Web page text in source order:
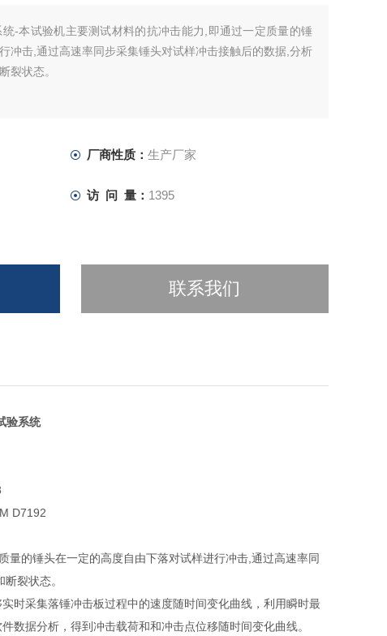
-本试验机主要测试材料的抗冲击能力,即通过一定质量的锤
冲击,通过高速率同步采集锤头对试样冲击接触后的数据,分析
裂状态。
厂商性质： 生产厂家
访 问 量： 1395
联系我们
验系统
D7192
量的锤头在一定的高度自由下落对试样进行冲击,通过高速率同
裂状态。
时采集落锤冲击板过程中的速度随时间变化曲线，利用瞬时最
数据分析，得到冲击载荷和和冲击点位移随时间变化曲线。